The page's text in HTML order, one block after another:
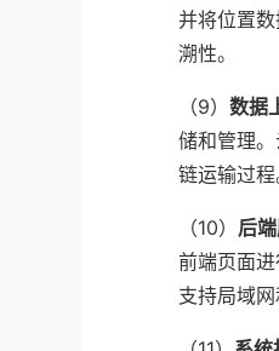
并将位置
溯性。
（9）数据
储和管理
链运输过程
（10） 后
前端页面
支持局域网